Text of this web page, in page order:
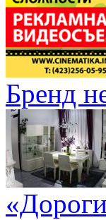
Бренд